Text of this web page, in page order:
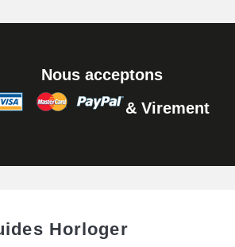
Nous acceptons
& Virement
Horloger